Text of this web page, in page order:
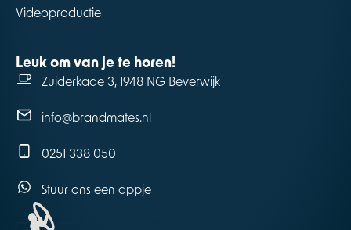
Videoproductie
Leuk om van je te horen!
Zuiderkade 3, 1948 NG Beverwijk
info@brandmates.nl
0251 338 050
Stuur ons een appje